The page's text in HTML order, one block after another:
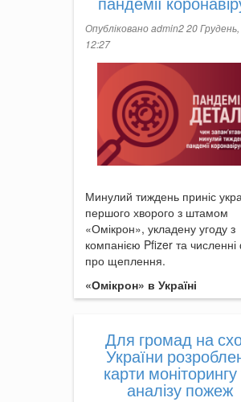
Опублікованоadmin220
12:27
Минулий тиждень приніс
першого хворого з штамом
«Омікрон», укладену угоду з
компанією Pfizer та
про щеплення.
«Омікрон» в Україні
Для громад на
України
карти моніторингу
аналізу пожеж